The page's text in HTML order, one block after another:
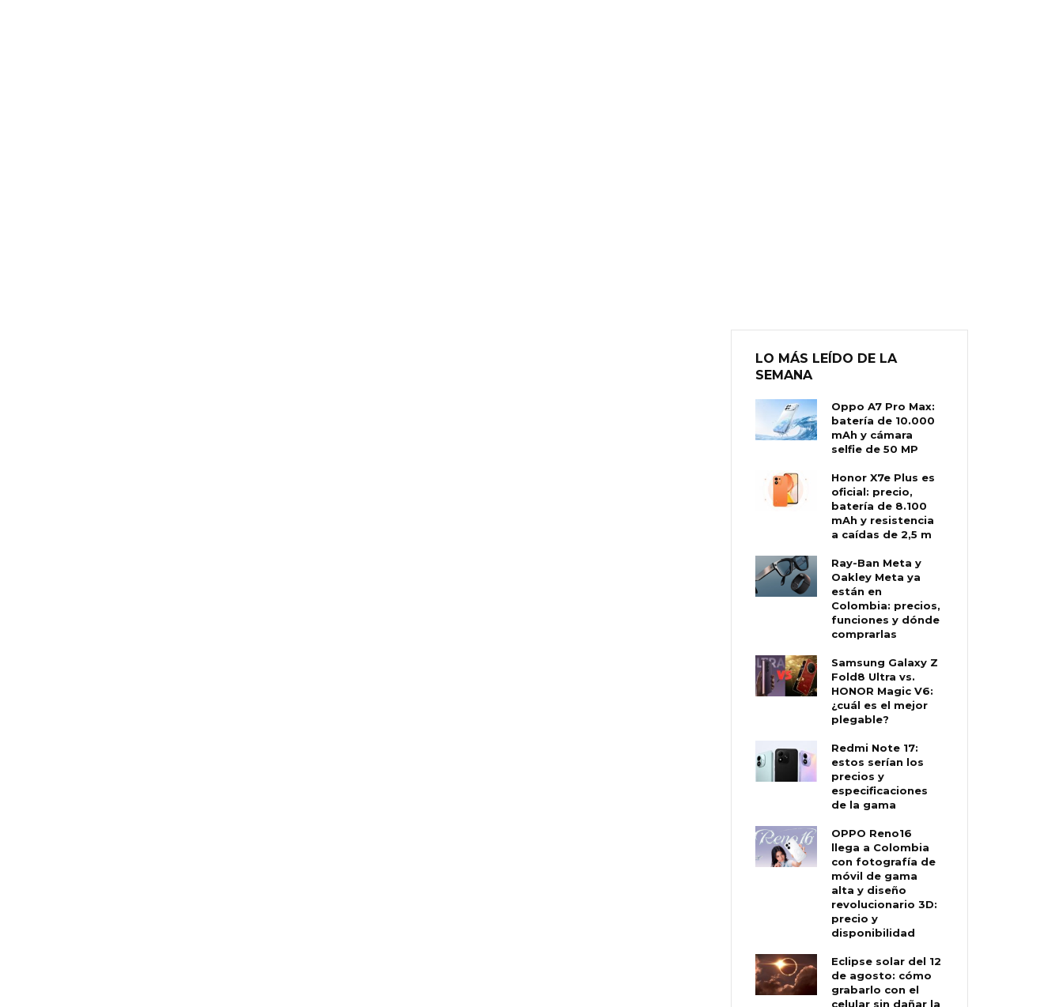
LO MÁS LEÍDO DE LA
SEMANA
Oppo A7 Pro Max:
batería de 10.000
mAh y cámara
selfie de 50 MP
Honor X7e Plus es
oficial: precio,
batería de 8.100
mAh y resistencia
a caídas de 2,5 m
Ray-Ban Meta y
Oakley Meta ya
están en
Colombia: precios,
funciones y dónde
comprarlas
Samsung Galaxy Z
Fold8 Ultra vs.
HONOR Magic V6:
¿cuál es el mejor
plegable?
Redmi Note 17:
estos serían los
precios y
especificaciones
de la gama
OPPO Reno16
llega a Colombia
con fotografía de
móvil de gama
alta y diseño
revolucionario 3D:
precio y
disponibilidad
Eclipse solar del 12
de agosto: cómo
grabarlo con el
celular sin dañar la